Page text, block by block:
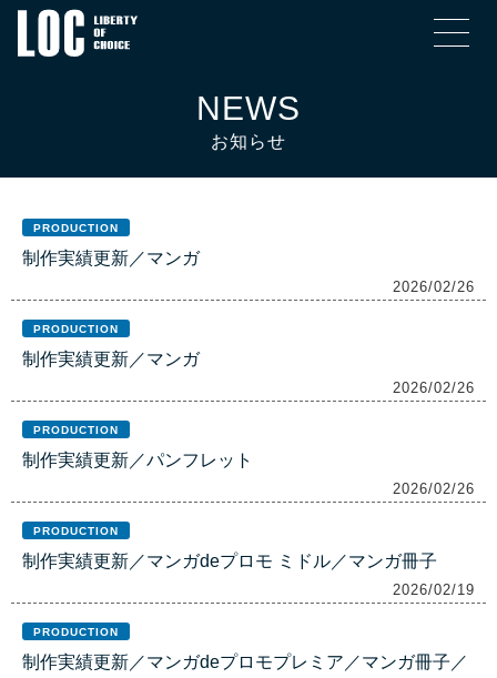
NEWS
お知らせ
PRODUCTION
制作実績更新／マンガ
2026/02/26
PRODUCTION
制作実績更新／マンガ
2026/02/26
PRODUCTION
制作実績更新／パンフレット
2026/02/26
PRODUCTION
制作実績更新／マンガdeプロモ ミドル／マンガ冊子
2026/02/19
PRODUCTION
制作実績更新／マンガdeプロモプレミア／マンガ冊子／